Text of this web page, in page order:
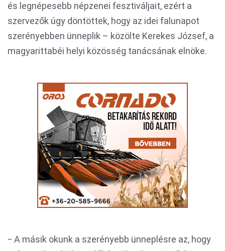
és legnépesebb népzenei fesztiváljait, ezért a
szervezők úgy döntöttek, hogy az idei falunapot
szerényebben ünneplik – közölte Kerekes József, a
magyarittabéi helyi közösség tanácsának elnöke.
‒ A másik okunk a szerényebb ünneplésre az, hogy